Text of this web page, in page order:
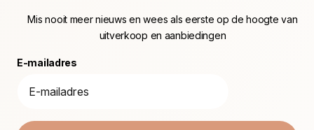
Mis nooit meer nieuws en wees als eerste op de hoogte van
uitverkoop en aanbiedingen
E-mailadres